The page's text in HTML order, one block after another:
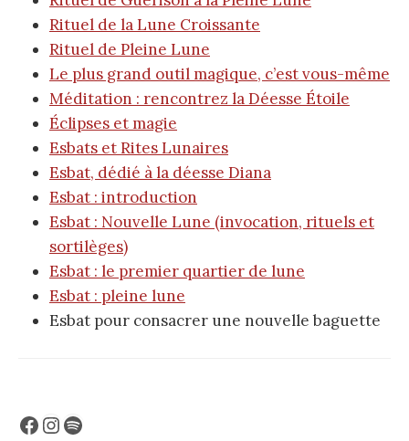
Rituel de la Lune Croissante
Rituel de Pleine Lune
Le plus grand outil magique, c’est vous-même
Méditation : rencontrez la Déesse Étoile
Éclipses et magie
Esbats et Rites Lunaires
Esbat, dédié à la déesse Diana
Esbat : introduction
Esbat : Nouvelle Lune (invocation, rituels et
sortilèges)
Esbat : le premier quartier de lune
Esbat : pleine lune
Esbat pour consacrer une nouvelle baguette
Facebook
Instagram
Spotify